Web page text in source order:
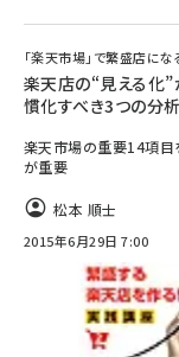
「楽天市場」で繁盛店に
楽天店の“見える化
慣化すべき3つの分
楽天市場の重要14項目
が重要
松本 順士
2015年6月29日 7:00